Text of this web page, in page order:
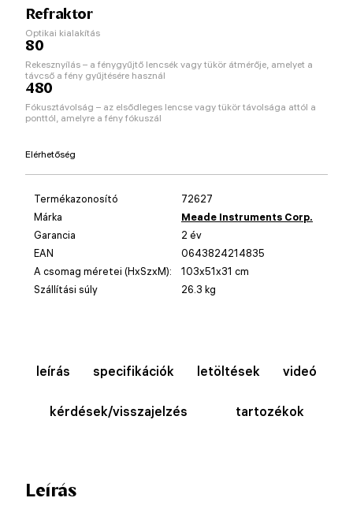
Refraktor
Optikai kialakítás
80
Rekesznyílás – a fénygyűjtő lencsék vagy tükör átmérője, amelyet a
távcső a fény gyűjtésére használ
480
Fókusztávolság – az elsődleges lencse vagy tükör távolsága attól a
ponttól, amelyre a fény fókuszál
Elérhetőség
Termékazonosító
72627
Márka
Meade Instruments Corp.
Garancia
2 év
EAN
0643824214835
A csomag méretei (HxSzxM):
103x51x31 cm
Szállítási súly
26.3 kg
leírás specifikációk letöltések videó
kérdések/visszajelzés tartozékok
Leírás